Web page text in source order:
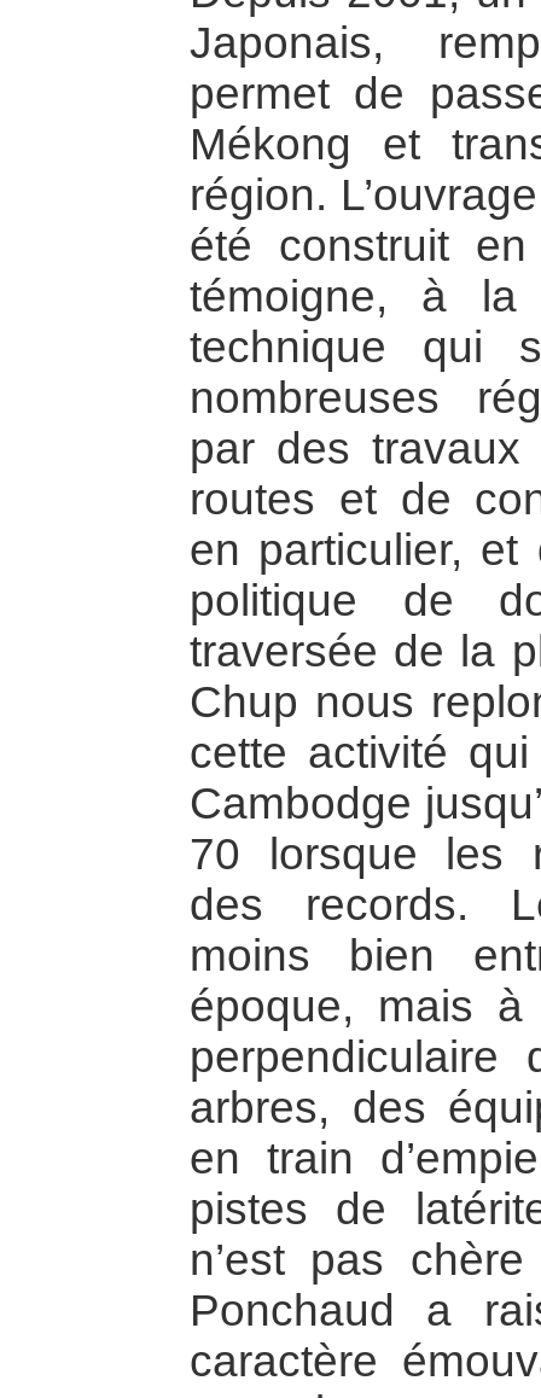
Japonais,
permet de
Mékong et
région.
été construit
témoigne, à la
technique qui
nombreuses
par des travaux
routes et de
en particulier, et
politique de
traversée de la
Chup nous
cette activité
Cambodge
70 lorsque les
des records.
moins bien
époque, mais
perpendiculaire
arbres, des
en train
pistes de
n’est pas
Ponchaud a
caractère